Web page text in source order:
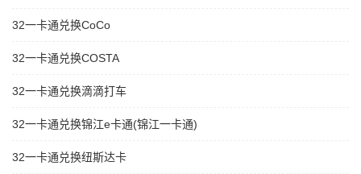
32一卡通兑换CoCo
32一卡通兑换COSTA
32一卡通兑换滴滴打车
32一卡通兑换锦江e卡通(锦江一卡通)
32一卡通兑换纽斯达卡